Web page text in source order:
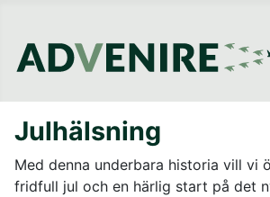
Julhälsning
Med denna underbara historia vill vi
fridfull jul och en härlig start på det